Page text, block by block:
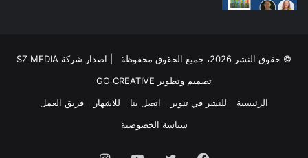
© حقوق النشر 2026، جميع الحقوق محفوظة | اصدار شركة SZ MEDIA
تصميم وتطوير GO CREATIVE
الرئيسية
للنشر في تنوير اتصل بنا للاشهار
فريق العمل
سياسة الخصوصية